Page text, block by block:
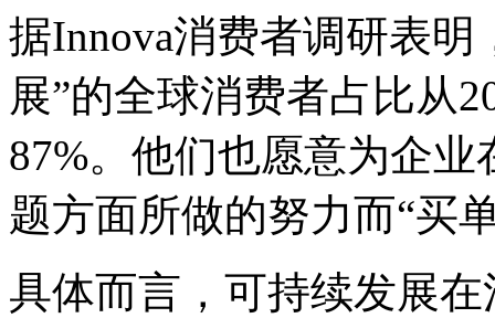
据Innova消费者调研表明
展”的全球消费者占比从
87%。他们也愿意为企
题方面所做的努力而“买
具体而言，可持续发展